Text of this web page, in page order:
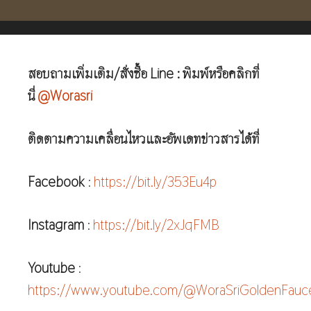
สอบถามเพิ่มเติม/สั่งซื้อ Line : พิมพ์หรือคลิกที่
นี่@Worasri
ติดตามความเคลื่อนไหวและอัพเดทข่าวสารได้ที่
Facebook : https://bit.ly/353Eu4p
Instagram : https://bit.ly/2xJqFMB
Youtube :
https://www.youtube.com/